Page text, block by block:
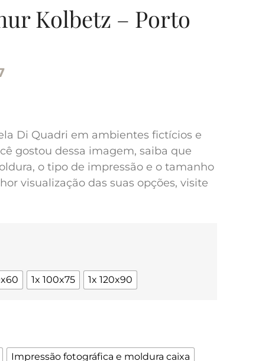
Kolbetz – Porto
Di Quadri em ambientes fictícios e
gostou dessa imagem, saiba que
o tipo de impressão e o tamanho
visualização das suas opções, visite
1x 100x75 1x 120x90
Impressão fotográfica e moldura caixa